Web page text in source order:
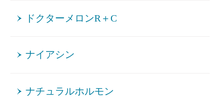
ドクターメロンR＋C
ナイアシン
ナチュラルホルモン